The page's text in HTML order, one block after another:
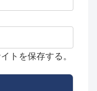
トを保存する。